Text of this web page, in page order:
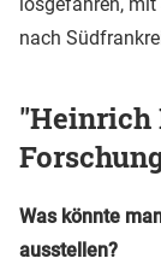
nach
"Heinrich
Was könnte
ausstellen?